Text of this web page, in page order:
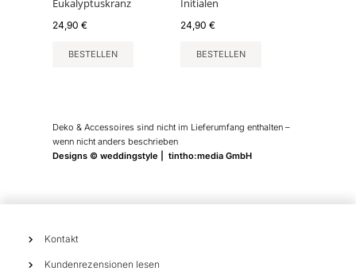
Eukalyptuskranz
24,90 €
BESTELLEN
Initialen
24,90€
BESTELLEN
Deko & Accessoires sind nicht im Lieferumfang enthalten –
wenn nicht anders beschrieben
Designs © weddingstyle | tintho:media GmbH
Kontakt
Kundenrezensionen lesen